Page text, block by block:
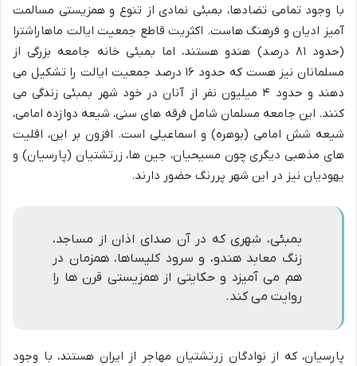
با وجود تمامی تضادها، بمبئی نمادی از تنوع و همزیستی مسالمت
آمیز ادیان و فرهنگ هاست. اکثریت قاطع جمعیت ایالت ماهاراشترا
(حدود ۸۱ درصد) هندو هستند، اما بمبئی خانه جامعه بزرگی از
مسلمانان نیز هست که حدود ۱۶ درصد جمعیت ایالت را تشکیل می
دهند و حدود ۴ میلیون نفر از آنان در خود شهر بمبئی زندگی می
کنند. این جامعه مسلمان شامل فرقه های سنی، شیعه دوازده امامی،
شیعه شش امامی (بوهره) و اسماعیلی است. افزون بر این، اقلیت
های مذهبی دیگری چون مسیحیان، جین ها، زرتشتیان (پارسیان) و
یهودیان نیز در این شهر پررنگ حضور دارند.
بمبئی، شهری که در آن صدای اذان از مساجد،
زنگ معابد هندو، و سرود کلیساها، همزمان در
هم می آمیزد و حکایتی از همزیستی قرن ها را
روایت می کند.
پارسیان، که از نوادگان زرتشتیان مهاجر از ایران هستند، با وجود